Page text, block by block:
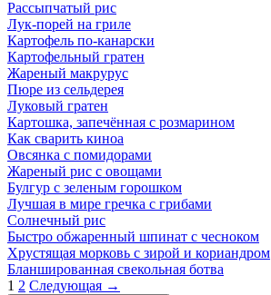
Рассыпчатый рис
Лук-порей на гриле
Картофель по-канарски
Картофельный гратен
Жареный макрурус
Пюре из сельдерея
Луковый гратен
Картошка, запечённая с розмарином
Как сварить киноа
Овсянка с помидорами
Жареный рис с овощами
Булгур с зеленым горошком
Лучшая в мире гречка с грибами
Солнечный рис
Быстро обжаренный шпинат с чесноком
Хрустящая морковь с зирой и кориандром
Бланшированная свекольная ботва
1 2 Следующая →